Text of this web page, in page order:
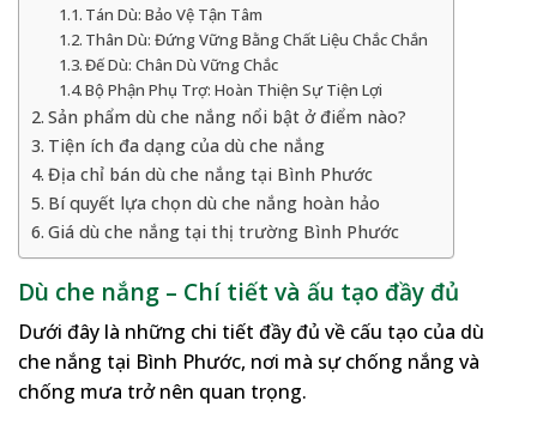
Tán Dù: Bảo Vệ Tận Tâm
Thân Dù: Đứng Vững Bằng Chất Liệu Chắc Chắn
Đế Dù: Chân Dù Vững Chắc
Bộ Phận Phụ Trợ: Hoàn Thiện Sự Tiện Lợi
Sản phẩm dù che nắng nổi bật ở điểm nào?
Tiện ích đa dạng của dù che nắng
Địa chỉ bán dù che nắng tại Bình Phước
Bí quyết lựa chọn dù che nắng hoàn hảo
Giá dù che nắng tại thị trường Bình Phước
Dù che nắng – Chí tiết và ấu tạo đầy đủ
Dưới đây là những chi tiết đầy đủ về cấu tạo của dù
che nắng tại Bình Phước, nơi mà sự chống nắng và
chống mưa trở nên quan trọng.